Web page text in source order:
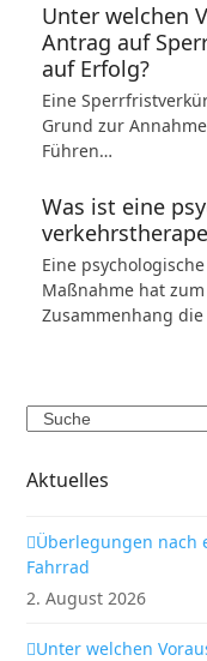
Unter welchen
Antrag auf
auf Erfolg?
Eine
Grund zur
Führen…
Was ist eine
Eine
Maßnahme hat
Zusammenhang
Search
Aktuelles
Überlegungen nach
Fahrrad
2. August 2026
Unter welchen